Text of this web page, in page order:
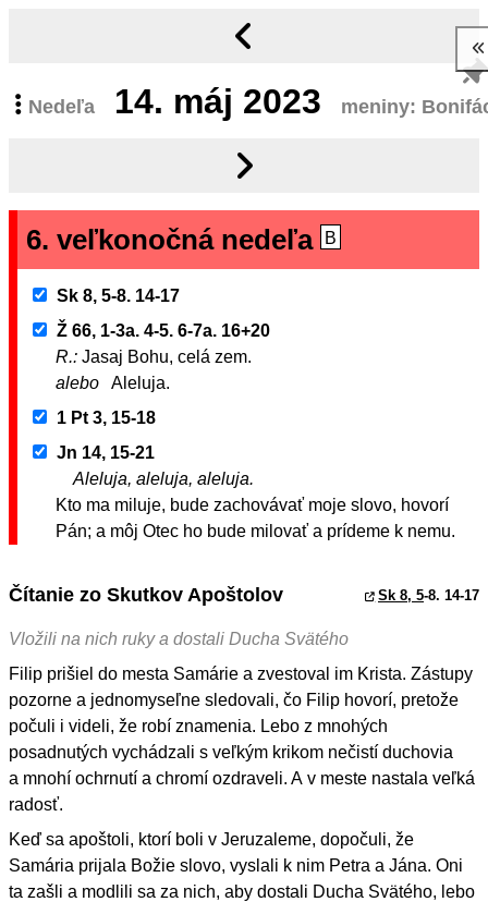
Nedeľa 14. máj 2023 meniny:
6. veľkonočná nedeľa B
Sk 8, 5-8. 14-17
Ž 66, 1-3a. 4-5. 6-7a. 16+20
R.: Jasaj Bohu, celá zem.
alebo
Aleluja.
1 Pt 3, 15-18
Jn 14, 15-21
Aleluja, aleluja, aleluja.
Kto ma miluje, bude zachovávať moje slovo, hovorí
Pán; a môj Otec ho bude milovať a prídeme k nemu.
Čítanie zo Skutkov Apoštolov Sk 8, 5-8. 14-17
Vložili na nich ruky a dostali Ducha Svätého
Filip prišiel do mesta Samárie a zvestoval im Krista. Zástupy
pozorne a jednomyseľne sledovali, čo Filip hovorí, pretože
počuli i videli, že robí znamenia. Lebo z mnohých
posadnutých vychádzali s veľkým krikom nečistí duchovia
a mnohí ochrnutí a chromí ozdraveli. A v meste nastala veľká
radosť.
Keď sa apoštoli, ktorí boli v Jeruzaleme, dopočuli, že
Samária prijala Božie slovo, vyslali k nim Petra a Jána. Oni
ta zašli a modlili sa za nich, aby dostali Ducha Svätého, lebo